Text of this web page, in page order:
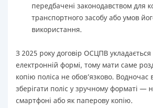
передбачені законодавством для
транспортного засобу або умов
використання.
З 2025 року договір ОСЦПВ
електронній формі, тому мати саме
копію поліса не обов’язково. Водночас
зберігати поліс у зручному форматі —
смартфоні або як паперову копію.